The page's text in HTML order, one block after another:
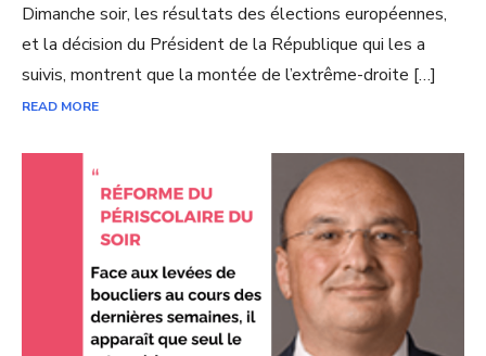
Dimanche soir, les résultats des élections européennes,
et la décision du Président de la République qui les a
suivis, montrent que la montée de l’extrême-droite […]
READ MORE